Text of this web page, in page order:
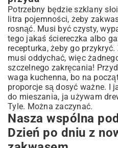
Potrzebny będzie szklany
litra pojemności, żeby
rosnąć. Musi być czysty,
tego jakaś ściereczka albo
recepturka, żeby go
musi oddychać, więc
szczelnego zakręcania!
waga kuchenna, bo na
proporcje są dosyć ważne. I
do mieszania, ja używam
Tyle. Można zaczynać.
Nasza wspólna
Dzień po dniu z